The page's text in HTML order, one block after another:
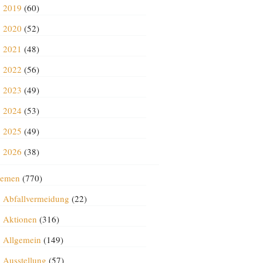
2019 (60)
2020 (52)
2021 (48)
2022 (56)
2023 (49)
2024 (53)
2025 (49)
2026 (38)
(770)
Abfallvermeidung (22)
Aktionen (316)
Allgemein (149)
Ausstellung (57)